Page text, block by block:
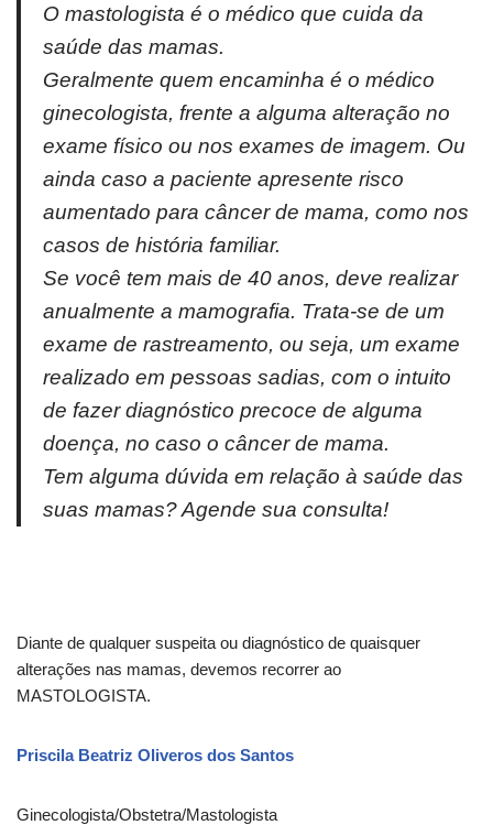
O mastologista é o médico que cuida da
saúde das mamas.
Geralmente quem encaminha é o médico
ginecologista, frente a alguma alteração no
exame físico ou nos exames de imagem. Ou
ainda caso a paciente apresente risco
aumentado para câncer de mama, como nos
casos de história familiar.
Se você tem mais de 40 anos, deve realizar
anualmente a mamografia. Trata-se de um
exame de rastreamento, ou seja, um exame
realizado em pessoas sadias, com o intuito
de fazer diagnóstico precoce de alguma
doença, no caso o câncer de mama.
Tem alguma dúvida em relação à saúde das
suas mamas? Agende sua consulta!
Diante de qualquer suspeita ou diagnóstico de quaisquer
alterações nas mamas, devemos recorrer ao
MASTOLOGISTA.
Priscila Beatriz Oliveros dos Santos
Ginecologista/Obstetra/Mastologista